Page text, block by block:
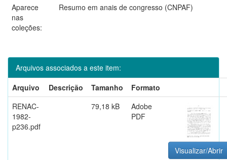
Aparece
nas
coleções:
Resumo em anais de congresso (CNPAF)
Arquivos associados a este item:
Arquivo
Descrição Tamanho
Formato
RENAC-
1982-
p236.pdf
79,18 kB
Adobe
PDF
Visualizar/Abrir